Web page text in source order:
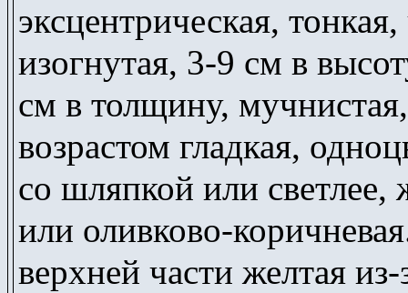
эксцентрическая, тонкая,
изогнутая, 3-9 см в
см в толщину,
возрастом гладкая,
со шляпкой или светлее,
или оливково-
верхней части желтая из-